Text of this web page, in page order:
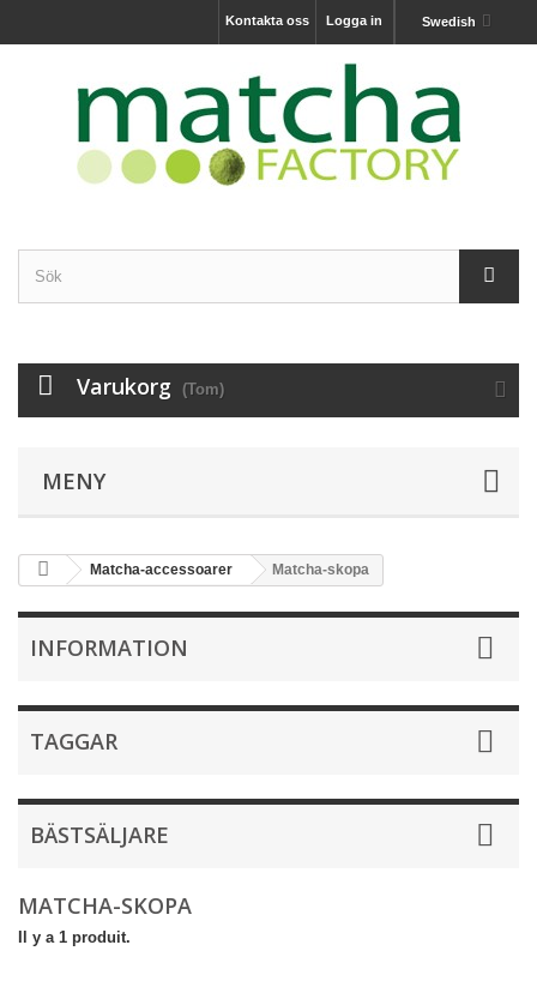
Swedish
Logga in
Kontakta oss
Varukorg (Tom)
MENY
Matcha-accessoarer Matcha-skopa
INFORMATION
TAGGAR
BÄSTSÄLJARE
MATCHA-SKOPA
Il y a 1 produit.